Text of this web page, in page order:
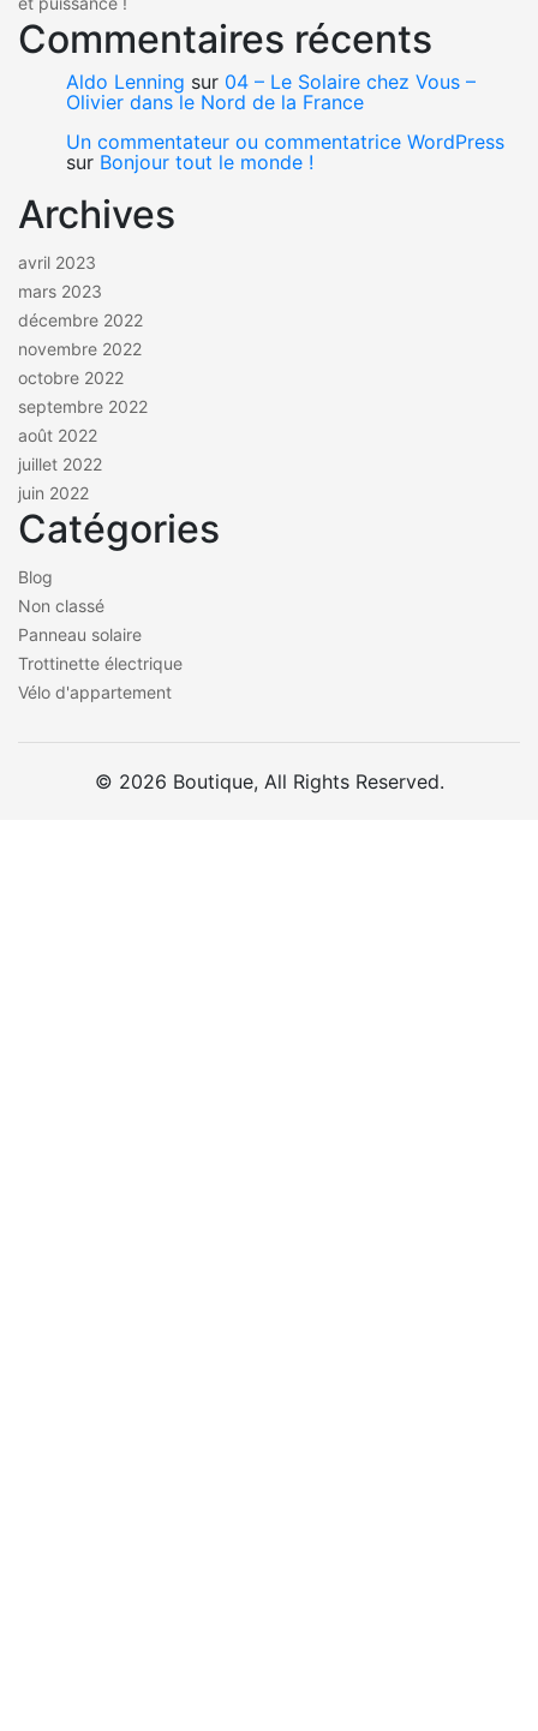
Commentaires récents
Aldo Lenning sur 04 – Le Solaire chez Vous –
Olivier dans le Nord de la France
Un commentateur ou commentatrice WordPress
sur Bonjour tout le monde !
Archives
avril 2023
mars 2023
décembre 2022
novembre 2022
octobre 2022
septembre 2022
août 2022
juillet 2022
juin 2022
Catégories
Blog
Non classé
Panneau solaire
Trottinette électrique
Vélo d'appartement
© 2026 Boutique, All Rights Reserved.